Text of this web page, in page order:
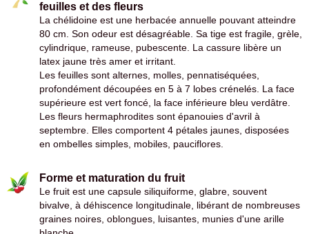
feuilles et des fleurs
La chélidoine est une herbacée annuelle pouvant atteindre
80 cm. Son odeur est désagréable. Sa tige est fragile, grèle,
cylindrique, rameuse, pubescente. La cassure libère un
latex jaune très amer et irritant.
Les feuilles sont alternes, molles, pennatiséquées,
profondément découpées en 5 à 7 lobes crénelés. La face
supérieure est vert foncé, la face inférieure bleu verdâtre.
Les fleurs hermaphrodites sont épanouies d'avril à
septembre. Elles comportent 4 pétales jaunes, disposées
en ombelles simples, mobiles, pauciflores.
Forme et maturation du fruit
Le fruit est une capsule siliquiforme, glabre, souvent
bivalve, à déhiscence longitudinale, libérant de nombreuses
graines noires, oblongues, luisantes, munies d'une arille